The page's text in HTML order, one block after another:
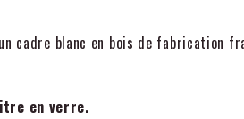
cadre blanc en bois de fabrication
en verre.